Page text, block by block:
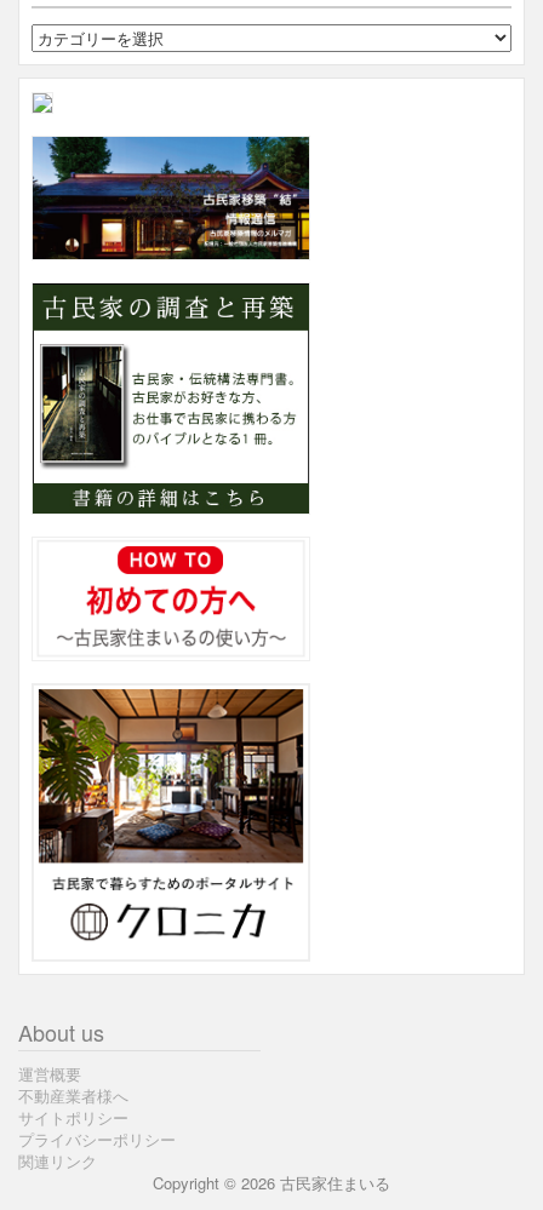
サ
イ
ト
内
カ
テ
ゴ
リ
ー
検
About us
運営概要
不動産業者様へ
サイトポリシー
プライバシーポリシー
関連リンク
Copyright © 2026 古民家住まいる